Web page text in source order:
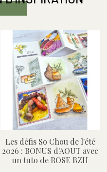
Les défis So Chou de l'été
2026 : BONUS d'AOUT avec
un tuto de ROSE BZH